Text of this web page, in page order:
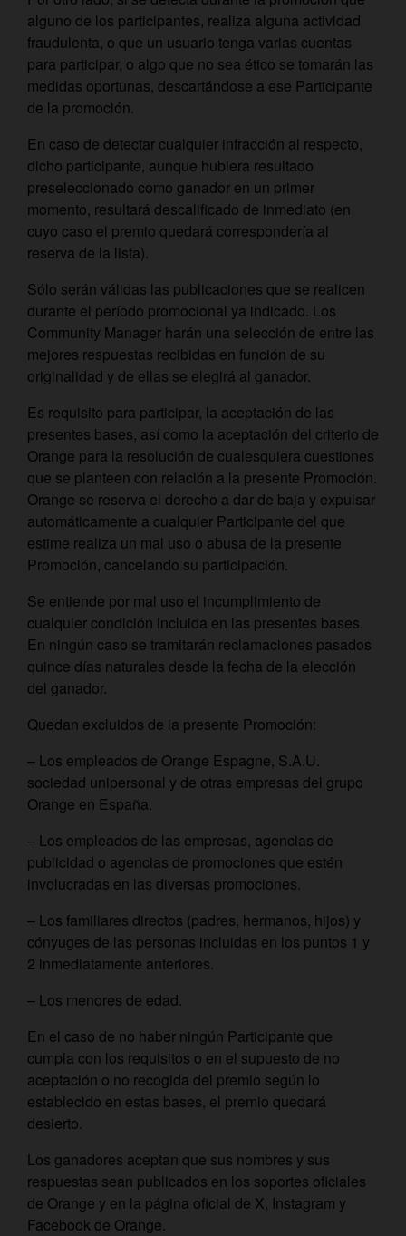
alguno de los participantes, realiza alguna actividad
fraudulenta, o que un usuario tenga varias cuentas
para participar, o algo que no sea ético se tomarán las
medidas oportunas, descartándose a ese Participante
de la promoción.
En caso de detectar cualquier infracción al respecto,
dicho participante, aunque hubiera resultado
preseleccionado como ganador en un primer
momento, resultará descalificado de inmediato (en
cuyo caso el premio quedará correspondería al
reserva de la lista).
Sólo serán válidas las publicaciones que se realicen
durante el período promocional ya indicado. Los
Community Manager harán una selección de entre las
mejores respuestas recibidas en función de su
originalidad y de ellas se elegirá al ganador.
Es requisito para participar, la aceptación de las
presentes bases, así como la aceptación del criterio de
Orange para la resolución de cualesquiera cuestiones
que se planteen con relación a la presente Promoción.
Orange se reserva el derecho a dar de baja y expulsar
automáticamente a cualquier Participante del que
estime realiza un mal uso o abusa de la presente
Promoción, cancelando su participación.
Se entiende por mal uso el incumplimiento de
cualquier condición incluida en las presentes bases.
En ningún caso se tramitarán reclamaciones pasados
quince días naturales desde la fecha de la elección
del ganador.
Quedan excluidos de la presente Promoción:
– Los empleados de Orange Espagne, S.A.U.
sociedad unipersonal y de otras empresas del grupo
Orange en España.
– Los empleados de las empresas, agencias de
publicidad o agencias de promociones que estén
involucradas en las diversas promociones.
– Los familiares directos (padres, hermanos, hijos) y
cónyuges de las personas incluidas en los puntos 1 y
2 inmediatamente anteriores.
– Los menores de edad.
En el caso de no haber ningún Participante que
cumpla con los requisitos o en el supuesto de no
aceptación o no recogida del premio según lo
establecido en estas bases, el premio quedará
desierto.
Los ganadores aceptan que sus nombres y sus
respuestas sean publicados en los soportes oficiales
de Orange y en la página oficial de X, Instagram y
Facebook de Orange.